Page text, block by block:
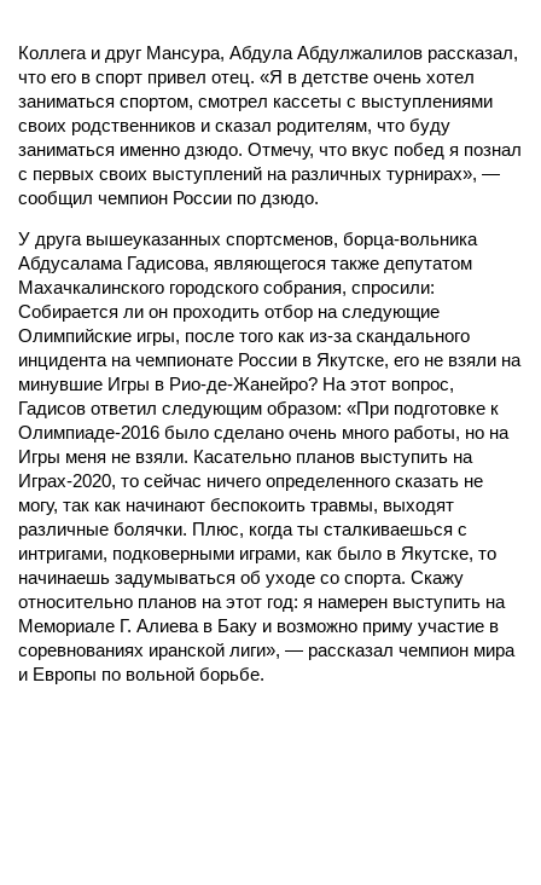
Коллега и друг Мансура, Абдула Абдулжалилов рассказал,
что его в спорт привел отец. «Я в детстве очень хотел
заниматься спортом, смотрел кассеты с выступлениями
своих родственников и сказал родителям, что буду
заниматься именно дзюдо. Отмечу, что вкус побед я познал
с первых своих выступлений на различных турнирах», —
сообщил чемпион России по дзюдо.
У друга вышеуказанных спортсменов, борца-вольника
Абдусалама Гадисова, являющегося также депутатом
Махачкалинского городского собрания, спросили:
Собирается ли он проходить отбор на следующие
Олимпийские игры, после того как из-за скандального
инцидента на чемпионате России в Якутске, его не взяли на
минувшие Игры в Рио-де-Жанейро? На этот вопрос,
Гадисов ответил следующим образом: «При подготовке к
Олимпиаде-2016 было сделано очень много работы, но на
Игры меня не взяли. Касательно планов выступить на
Играх-2020, то сейчас ничего определенного сказать не
могу, так как начинают беспокоить травмы, выходят
различные болячки. Плюс, когда ты сталкиваешься с
интригами, подковерными играми, как было в Якутске, то
начинаешь задумываться об уходе со спорта. Скажу
относительно планов на этот год: я намерен выступить на
Мемориале Г. Алиева в Баку и возможно приму участие в
соревнованиях иранской лиги», — рассказал чемпион мира
и Европы по вольной борьбе.